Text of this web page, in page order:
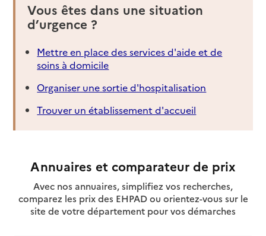
Vous êtes dans une situation
d’urgence ?
Mettre en place des services d'aide et de
soins à domicile
Organiser une sortie d'hospitalisation
Trouver un établissement d'accueil
Annuaires et comparateur de prix
Avec nos annuaires, simplifiez vos recherches,
comparez les prix des EHPAD ou orientez-vous sur le
site de votre département pour vos démarches